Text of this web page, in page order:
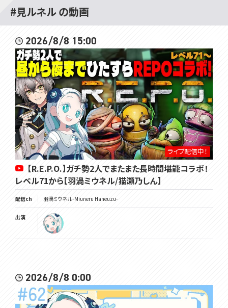
✿詳しい配信スケジュールはTwitterでお知らせしております。急に変
更する事もありますのでこちらでご確認ください！
A detailed stream schedule can be found on my Twitter page. It
may change suddenly, so please follow me there to stay update
d!
※I don't understand English very well, so please forgive me.
･･･････････････････････････････
#見ルネル の動画
2026/8/8 15:00
ライブ配信中！
【R.E.P.O.】ガチ勢2人でまたまた長時間堪能コラボ！
レベル71から【羽渦ミウネル/猫瀬乃しん】
配信ch 羽渦ミウネル -Miuneru Haneuzu-
出演
2026/8/8 0:00